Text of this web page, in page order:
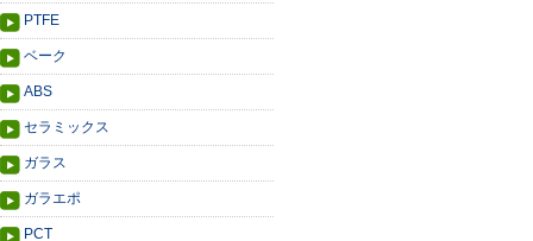
PTFE
ベーク
ABS
セラミックス
ガラス
ガラエポ
PCT